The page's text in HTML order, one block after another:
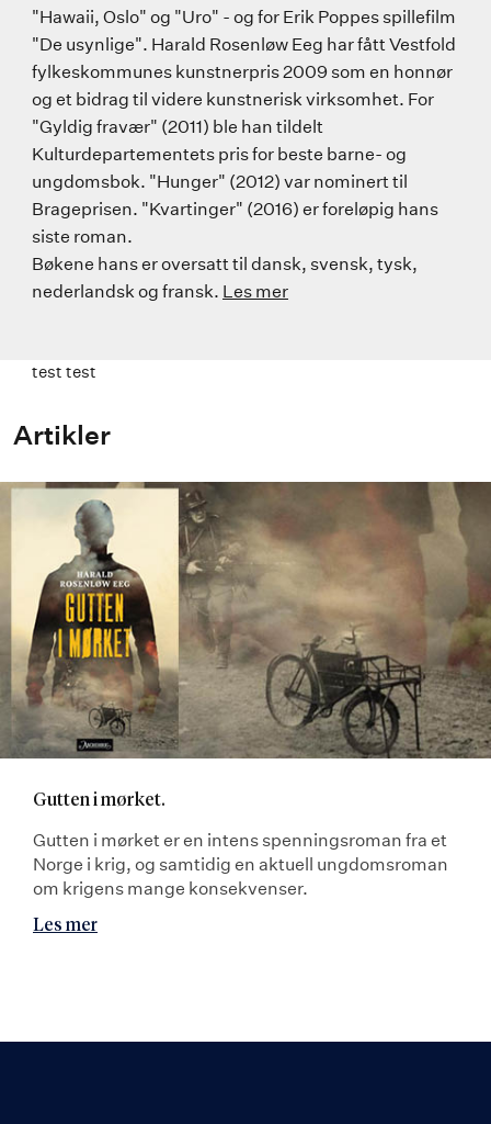
"Hawaii, Oslo" og "Uro" - og for Erik Poppes spillefilm
"De usynlige". Harald Rosenløw Eeg har fått Vestfold
fylkeskommunes kunstnerpris 2009 som en honnør
og et bidrag til videre kunstnerisk virksomhet. For
"Gyldig fravær" (2011) ble han tildelt
Kulturdepartementets pris for beste barne- og
ungdomsbok. "Hunger" (2012) var nominert til
Brageprisen. "Kvartinger" (2016) er foreløpig hans
siste roman.
Bøkene hans er oversatt til dansk, svensk, tysk,
nederlandsk og fransk. Les mer
test test
Artikler
Gutten i mørket.
Gutten i mørket er en intens spenningsroman fra et
Norge i krig, og samtidig en aktuell ungdomsroman
om krigens mange konsekvenser.
Les mer